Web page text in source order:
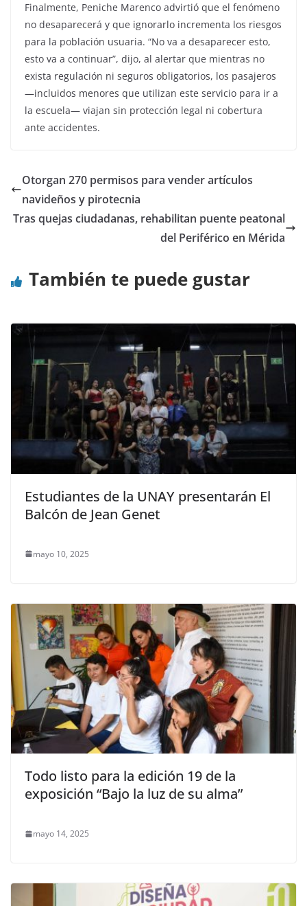
Finalmente, Peniche Marenco advirtió que el fenómeno
no desaparecerá y que ignorarlo incrementa los riesgos
para la población usuaria. “No va a desaparecer esto,
esto va a continuar”, dijo, al alertar que mientras no
exista regulación ni seguros obligatorios, los pasajeros
—incluidos menores que utilizan este servicio para ir a
la escuela— viajan sin protección legal ni cobertura
ante accidentes.
Otorgan 270 permisos para vender artículos
navideños y pirotecnia
Tras quejas ciudadanas, rehabilitan puente peatonal
del Periférico en Mérida
También te puede gustar
Estudiantes de la UNAY presentarán El
Balcón de Jean Genet
mayo 10, 2025
Todo listo para la edición 19 de la
exposición “Bajo la luz de su alma”
mayo 14, 2025